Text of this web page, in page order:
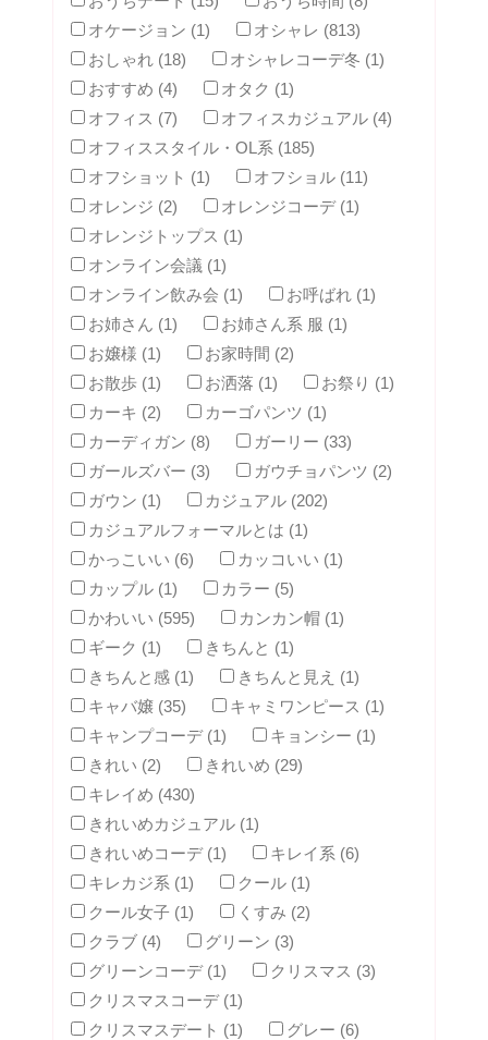
オケージョン (1)
オシャレ (813)
おしゃれ (18)
オシャレコーデ冬 (1)
おすすめ (4)
オタク (1)
オフィス (7)
オフィスカジュアル (4)
オフィススタイル・OL系 (185)
オフショット (1)
オフショル (11)
オレンジ (2)
オレンジコーデ (1)
オレンジトップス (1)
オンライン会議 (1)
オンライン飲み会 (1)
お呼ばれ (1)
お姉さん (1)
お姉さん系 服 (1)
お嬢様 (1)
お家時間 (2)
お散歩 (1)
お洒落 (1)
お祭り (1)
カーキ (2)
カーゴパンツ (1)
カーディガン (8)
ガーリー (33)
ガールズバー (3)
ガウチョパンツ (2)
ガウン (1)
カジュアル (202)
カジュアルフォーマルとは (1)
かっこいい (6)
カッコいい (1)
カップル (1)
カラー (5)
かわいい (595)
カンカン帽 (1)
ギーク (1)
きちんと (1)
きちんと感 (1)
きちんと見え (1)
キャバ嬢 (35)
キャミワンピース (1)
キャンプコーデ (1)
キョンシー (1)
きれい (2)
きれいめ (29)
キレイめ (430)
きれいめカジュアル (1)
きれいめコーデ (1)
キレイ系 (6)
キレカジ系 (1)
クール (1)
クール女子 (1)
くすみ (2)
クラブ (4)
グリーン (3)
グリーンコーデ (1)
クリスマス (3)
クリスマスコーデ (1)
クリスマスデート (1)
グレー (6)